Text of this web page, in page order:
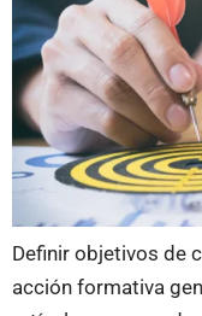
Definir objetivos de
acción formativa